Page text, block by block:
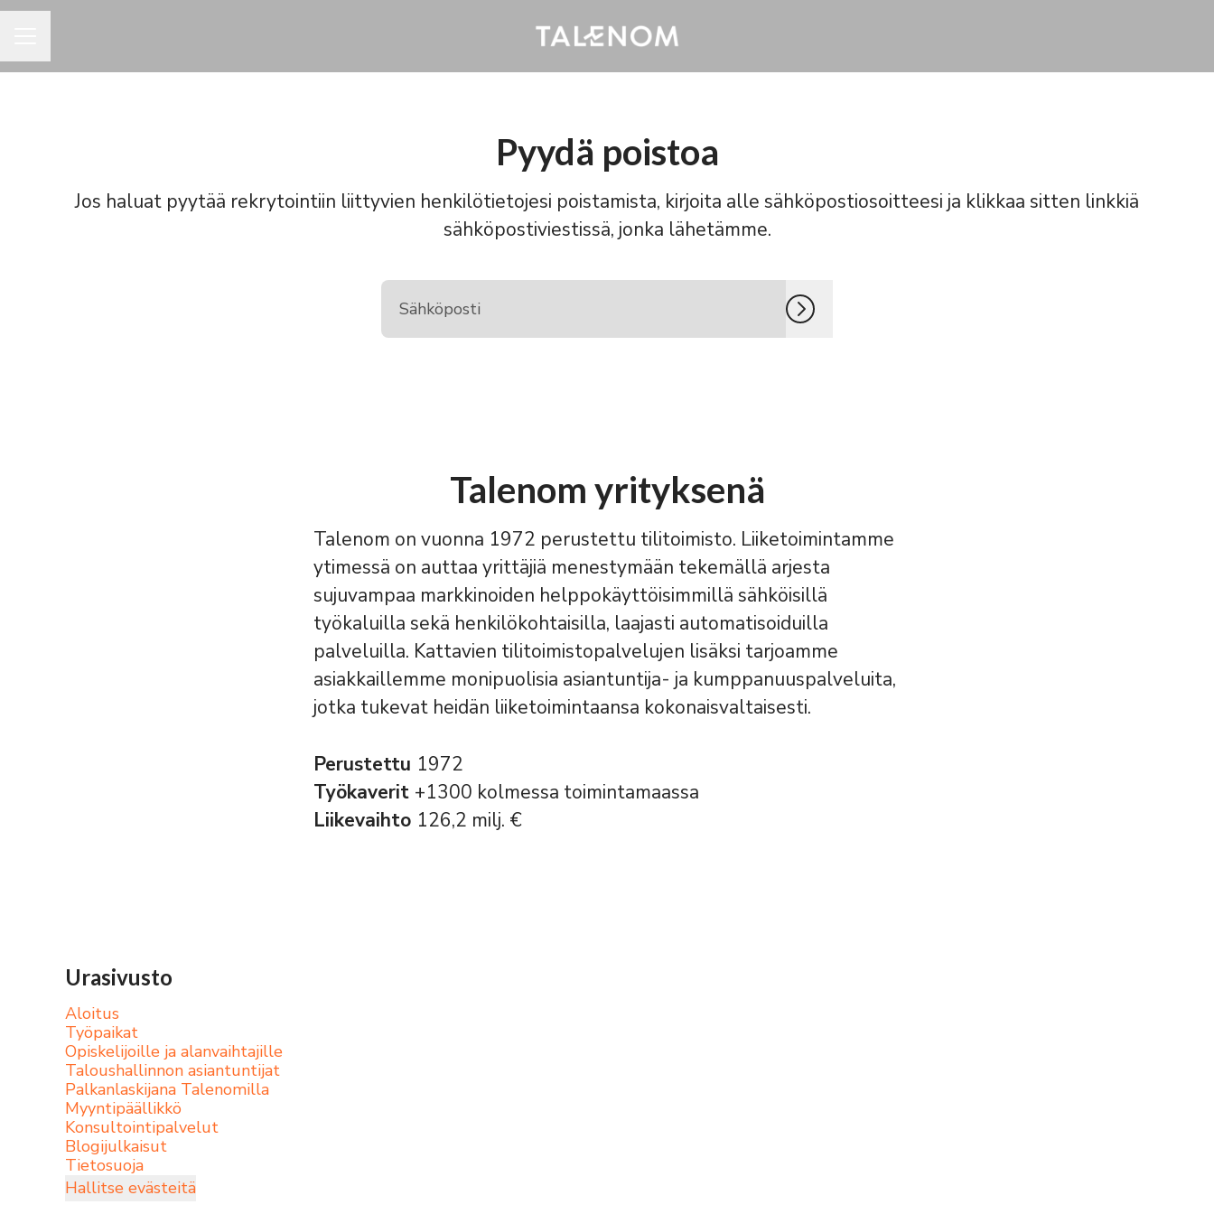
Pyydä poistoa
Jos haluat pyytää rekrytointiin liittyvien henkilötietojesi poistamista, kirjoita alle sähköpostiosoitteesi ja klikkaa sitten linkkiä
sähköpostiviestissä, jonka lähetämme.
Talenom yrityksenä
Talenom on vuonna 1972 perustettu tilitoimisto. Liiketoimintamme
ytimessä on auttaa yrittäjiä menestymään tekemällä arjesta
sujuvampaa markkinoiden helppokäyttöisimmillä sähköisillä
työkaluilla sekä henkilökohtaisilla, laajasti automatisoiduilla
palveluilla. Kattavien tilitoimistopalvelujen lisäksi tarjoamme
asiakkaillemme monipuolisia asiantuntija- ja kumppanuuspalveluita,
jotka tukevat heidän liiketoimintaansa kokonaisvaltaisesti.
Perustettu 1972
Työkaverit +1300 kolmessa toimintamaassa
Liikevaihto 126,2 milj. €
Urasivusto
Aloitus
Työpaikat
Opiskelijoille ja alanvaihtajille
Taloushallinnon asiantuntijat
Palkanlaskijana Talenomilla
Myyntipäällikkö
Konsultointipalvelut
Blogijulkaisut
Tietosuoja
Hallitse evästeitä